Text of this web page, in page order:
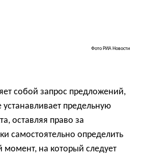
Фото РИА Новости
собой запрос предложений,
устанавливает предельную
оставляя право за
самостоятельно определить
момент, на который следует